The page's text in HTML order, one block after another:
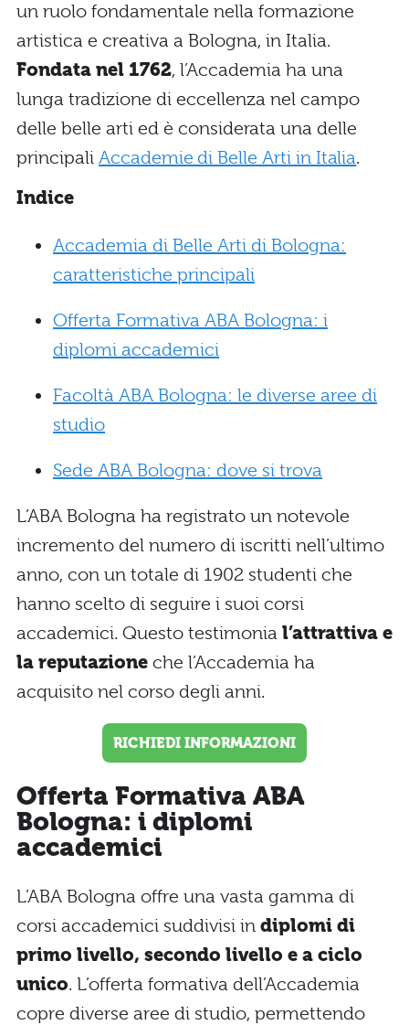
un ruolo fondamentale nella formazione
artistica e creativa a Bologna, in Italia.
Fondata nel 1762, l’Accademia ha una
lunga tradizione di eccellenza nel campo
delle belle arti ed è considerata una delle
principali Accademie di Belle Arti in Italia.
Indice
Accademia di Belle Arti di Bologna:
caratteristiche principali
Offerta Formativa ABA Bologna: i
diplomi accademici
Facoltà ABA Bologna: le diverse aree di
studio
Sede ABA Bologna: dove si trova
L’ABA Bologna ha registrato un notevole
incremento del numero di iscritti nell’ultimo
anno, con un totale di 1902 studenti che
hanno scelto di seguire i suoi corsi
accademici. Questo testimonia l’attrattiva e
la reputazione che l’Accademia ha
acquisito nel corso degli anni.
RICHIEDI INFORMAZIONI
Offerta Formativa ABA
Bologna: i diplomi
accademici
L’ABA Bologna offre una vasta gamma di
corsi accademici suddivisi in diplomi di
primo livello, secondo livello e a ciclo
unico. L’offerta formativa dell’Accademia
copre diverse aree di studio, permettendo